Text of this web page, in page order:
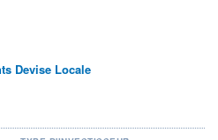
Devise Locale